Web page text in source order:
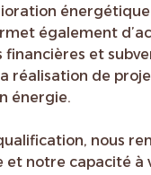
également
financières et
réalisation de
énergie.
nous
et notre capacité à